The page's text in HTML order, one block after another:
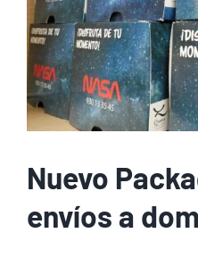
Nuevo
envíos a